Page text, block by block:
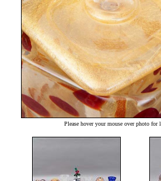
Please hover your mouse over photo for